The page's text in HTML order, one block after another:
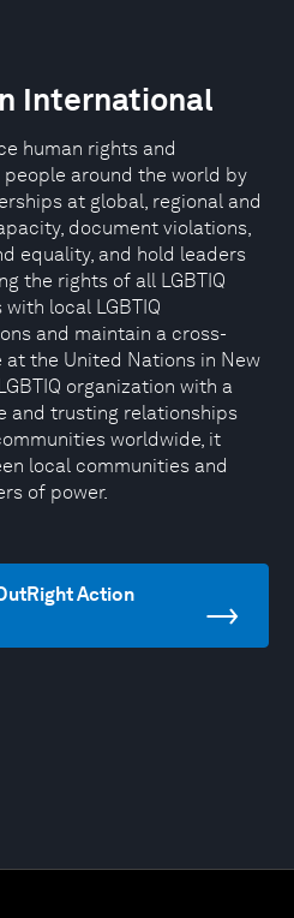
International
human rights and
around the world by
at global, regional and
document violations,
equality, and hold leaders
the rights of all LGBTIQ
local LGBTIQ
and maintain a cross-
at the United Nations in New
organization with a
and trusting relationships
worldwide, it
local communities and
of power.
Action